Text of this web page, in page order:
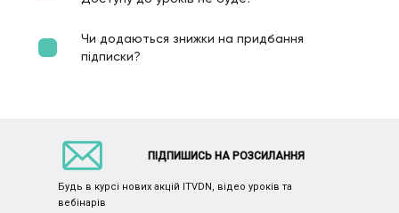
Чи додаються знижки на придбання
підписки?
ПІДПИШИСЬ НА РОЗСИЛАННЯ
Будь в курсі нових акцій ITVDN, відео уроків та
вебінарів